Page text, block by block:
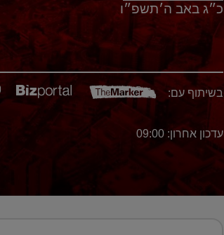
כ״ג באב ה׳תשפ״ו
בשיתוף עם:
עדכון אחרון: 09:00